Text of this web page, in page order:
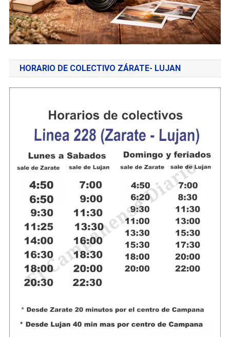
HORARIO DE COLECTIVO ZÁRATE- LUJAN